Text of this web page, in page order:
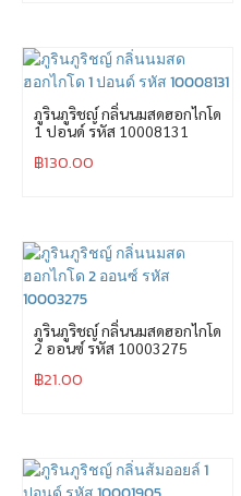
ภูรินภูริชญ์ กลิ่นนมสดฮอกไกโด
1 ปอนด์ รหัส 10008131
฿130.00
ภูรินภูริชญ์ กลิ่นนมสดฮอกไกโด
2 ออนซ์ รหัส 10003275
฿21.00